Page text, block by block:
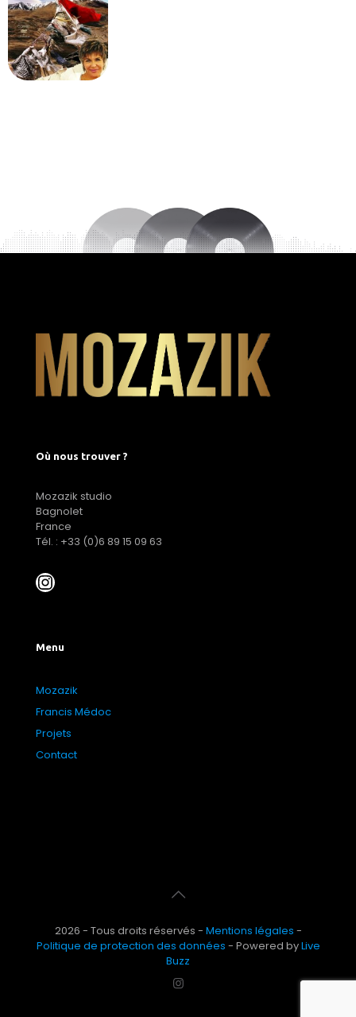
Où nous trouver ?
Mozazik studio
Bagnolet
France
Tél. : +33 (0)6 89 15 09 63
Menu
Mozazik
Francis Médoc
Projets
Contact
2026 - Tous droits réservés - Mentions légales -
Politique de protection des données - Powered byLive
Buzz